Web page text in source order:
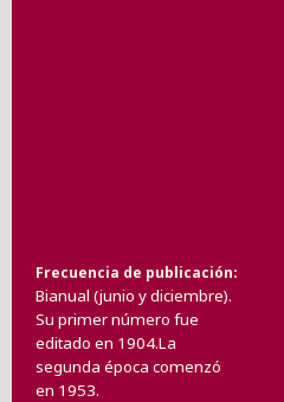
Frecuencia de publicación
Bianual (junio y diciembre).
Su primer número fue
editado en 1904.La
segunda época comenzó
en 1953.